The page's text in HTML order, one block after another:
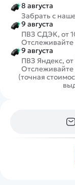
8 августа
Забрать с
9 августа
ПВЗ СДЭК, от
9 августа
ПВЗ Яндекс,
(точная